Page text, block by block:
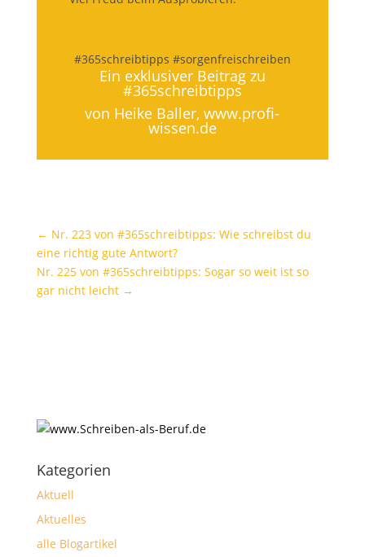
#365schreibtipps #sorgenfreischreiben
Ein exklusiver Beitrag zu
#365schreibtipps
von Heike Baller,www.profi-
wissen.de
← Nr. 223 von #365schreibtipps: Wie schreibst du
eine richtig gute Antwort?
Nr. 225 von #365schreibtipps: Sogar so weit ist so
gar nicht leicht→
Kategorien
Aktuell
Aktuelles
alle Blogartikel